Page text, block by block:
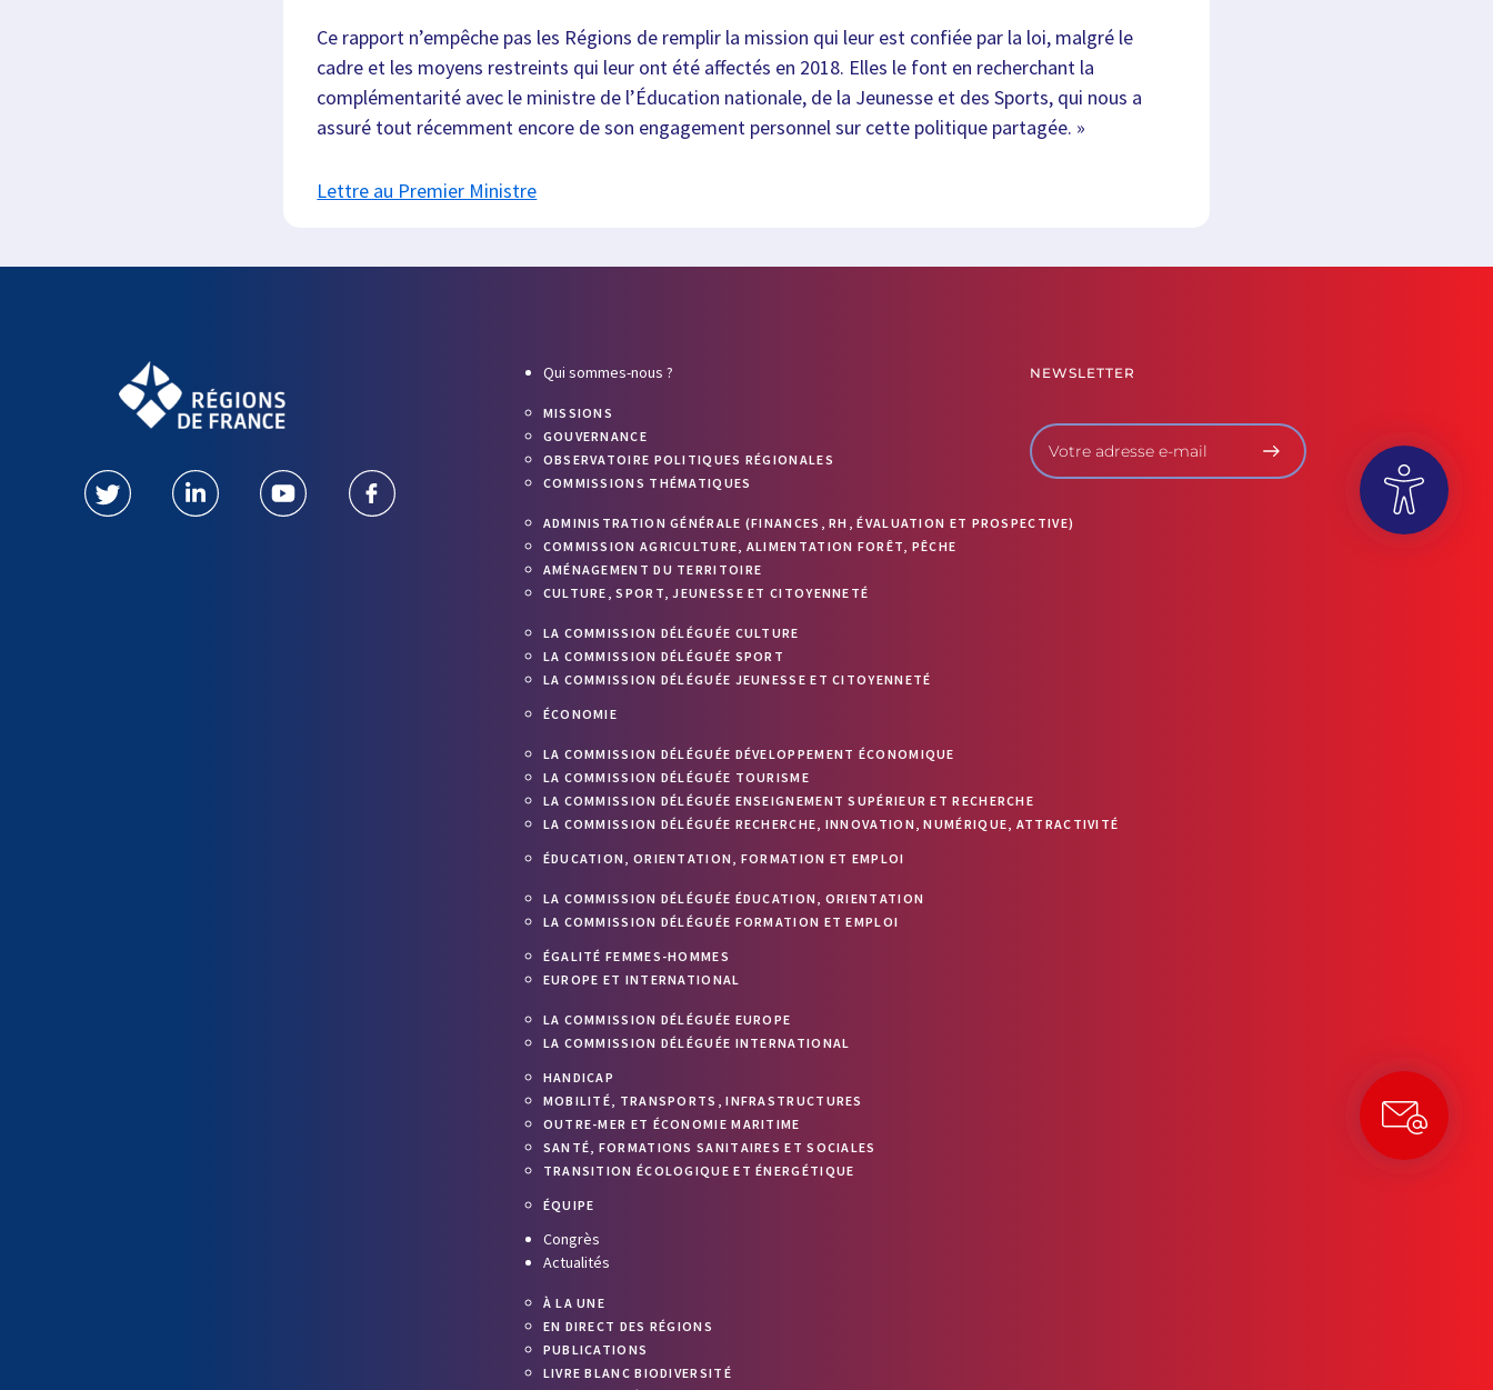
Ce rapport n’empêche pas les Régions de remplir la mission qui leur est confiée par la loi, malgré le
cadre et les moyens restreints qui leur ont été affectés en 2018. Elles le font en recherchant la
complémentarité avec le ministre de l’Éducation nationale, de la Jeunesse et des Sports, qui nous a
assuré tout récemment encore de son engagement personnel sur cette politique partagée. »
Lettre au Premier Ministre
Qui sommes-nous ?
MISSIONS
GOUVERNANCE
OBSERVATOIRE POLITIQUES RÉGIONALES
COMMISSIONS THÉMATIQUES
ADMINISTRATION GÉNÉRALE (FINANCES, RH, ÉVALUATION ET PROSPECTIVE)
COMMISSION AGRICULTURE, ALIMENTATION FORÊT, PÊCHE
AMÉNAGEMENT DU TERRITOIRE
CULTURE, SPORT, JEUNESSE ET CITOYENNETÉ
LA COMMISSION DÉLÉGUÉE CULTURE
LA COMMISSION DÉLÉGUÉE SPORT
LA COMMISSION DÉLÉGUÉE JEUNESSE ET CITOYENNETÉ
ÉCONOMIE
LA COMMISSION DÉLÉGUÉE DÉVELOPPEMENT ÉCONOMIQUE
LA COMMISSION DÉLÉGUÉE TOURISME
LA COMMISSION DÉLÉGUÉE ENSEIGNEMENT SUPÉRIEUR ET RECHERCHE
LA COMMISSION DÉLÉGUÉE RECHERCHE, INNOVATION, NUMÉRIQUE, ATTRACTIVITÉ
ÉDUCATION, ORIENTATION, FORMATION ET EMPLOI
LA COMMISSION DÉLÉGUÉE ÉDUCATION, ORIENTATION
LA COMMISSION DÉLÉGUÉE FORMATION ET EMPLOI
ÉGALITÉ FEMMES-HOMMES
EUROPE ET INTERNATIONAL
LA COMMISSION DÉLÉGUÉE EUROPE
LA COMMISSION DÉLÉGUÉE INTERNATIONAL
HANDICAP
MOBILITÉ, TRANSPORTS, INFRASTRUCTURES
OUTRE-MER ET ÉCONOMIE MARITIME
SANTÉ, FORMATIONS SANITAIRES ET SOCIALES
TRANSITION ÉCOLOGIQUE ET ÉNERGÉTIQUE
ÉQUIPE
Congrès
Actualités
À LA UNE
EN DIRECT DES RÉGIONS
PUBLICATIONS
LIVRE BLANC BIODIVERSITÉ
NEWSLETTER